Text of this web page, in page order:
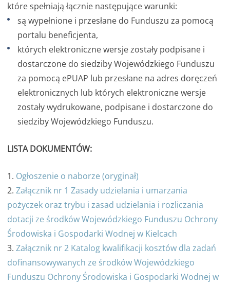
które spełniają łącznie następujące warunki:
są wypełnione i przesłane do Funduszu za pomocą
portalu beneficjenta,
których elektroniczne wersje zostały podpisane i
dostarczone do siedziby Wojewódzkiego Funduszu
za pomocą ePUAP lub przesłane na adres doręczeń
elektronicznych lub których elektroniczne wersje
zostały wydrukowane, podpisane i dostarczone do
siedziby Wojewódzkiego Funduszu.
LISTA DOKUMENTÓW:
1. Ogłoszenie o naborze (oryginał)
2. Załącznik nr 1 Zasady udzielania i umarzania
pożyczek oraz trybu i zasad udzielania i rozliczania
dotacji ze środków Wojewódzkiego Funduszu Ochrony
Środowiska i Gospodarki Wodnej w Kielcach
3. Załącznik nr 2 Katalog kwalifikacji kosztów dla zadań
dofinansowywanych ze środków Wojewódzkiego
Funduszu Ochrony Środowiska i Gospodarki Wodnej w